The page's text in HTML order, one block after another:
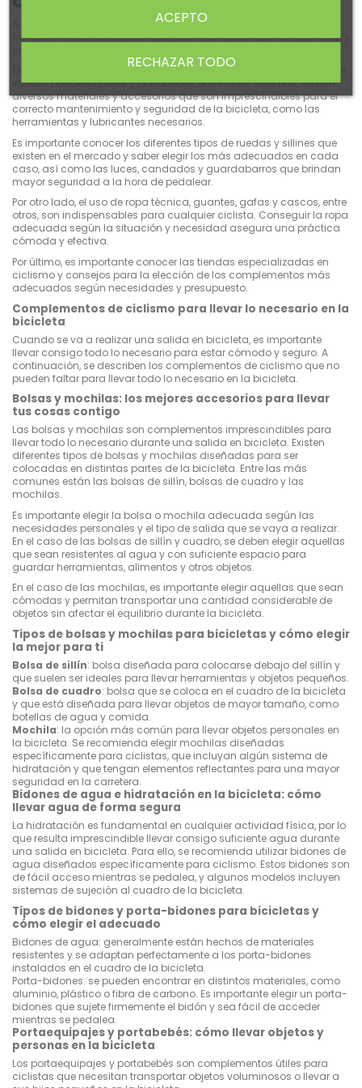
A la hora de practicar ciclismo es fundamental contar con los
complementos adecuados que permitan garantizar la seguridad y
Desde mochilas y bolsas para bicicletas, hasta bidones de agua e
incluso portaequipajes y portabebés, entre otros. Además, existen
diversos materiales y accesorios que son imprescindibles para el
correcto mantenimiento y seguridad de la bicicleta, como las
herramientas y lubricantes necesarios.
Es importante conocer los diferentes tipos de ruedas y sillines que
existen en el mercado y saber elegir los más adecuados en cada
caso, así como las luces, candados y guardabarros que brindan
mayor seguridad a la hora de pedalear.
Por otro lado, el uso de ropa técnica, guantes, gafas y cascos, entre
otros, son indispensables para cualquier ciclista. Conseguir la ropa
adecuada según la situación y necesidad asegura una práctica
cómoda y efectiva.
Por último, es importante conocer las tiendas especializadas en
ciclismo y consejos para la elección de los complementos más
adecuados según necesidades y presupuesto.
Complementos de ciclismo para llevar lo necesario en la
bicicleta
Cuando se va a realizar una salida en bicicleta, es importante
llevar consigo todo lo necesario para estar cómodo y seguro. A
continuación, se describen los complementos de ciclismo que no
pueden faltar para llevar todo lo necesario en la bicicleta.
Bolsas y mochilas: los mejores accesorios para llevar
tus cosas contigo
Las bolsas y mochilas son complementos imprescindibles para
llevar todo lo necesario durante una salida en bicicleta. Existen
diferentes tipos de bolsas y mochilas diseñadas para ser
colocadas en distintas partes de la bicicleta. Entre las más
comunes están las bolsas de sillín, bolsas de cuadro y las
mochilas.
Es importante elegir la bolsa o mochila adecuada según las
necesidades personales y el tipo de salida que se vaya a realizar.
En el caso de las bolsas de sillín y cuadro, se deben elegir aquellas
que sean resistentes al agua y con suficiente espacio para
guardar herramientas, alimentos y otros objetos.
En el caso de las mochilas, es importante elegir aquellas que sean
cómodas y permitan transportar una cantidad considerable de
objetos sin afectar el equilibrio durante la bicicleta.
Tipos de bolsas y mochilas para bicicletas y cómo elegir
la mejor para ti
Bolsa de sillín: bolsa diseñada para colocarse debajo del sillín y
que suelen ser ideales para llevar herramientas y objetos pequeños.
Bolsa de cuadro: bolsa que se coloca en el cuadro de la bicicleta
y que está diseñada para llevar objetos de mayor tamaño, como
botellas de agua y comida.
Mochila: la opción más común para llevar objetos personales en
la bicicleta. Se recomienda elegir mochilas diseñadas
específicamente para ciclistas, que incluyan algún sistema de
hidratación y que tengan elementos reflectantes para una mayor
seguridad en la carretera.
Bidones de agua e hidratación en la bicicleta: cómo
llevar agua de forma segura
La hidratación es fundamental en cualquier actividad física, por lo
que resulta imprescindible llevar consigo suficiente agua durante
una salida en bicicleta. Para ello, se recomienda utilizar bidones de
agua diseñados específicamente para ciclismo. Estos bidones son
de fácil acceso mientras se pedalea, y algunos modelos incluyen
sistemas de sujeción al cuadro de la bicicleta.
Tipos de bidones y porta-bidones para bicicletas y
cómo elegir el adecuado
Bidones de agua: generalmente están hechos de materiales
resistentes y se adaptan perfectamente a los porta-bidones
instalados en el cuadro de la bicicleta.
Porta-bidones: se pueden encontrar en distintos materiales, como
aluminio, plástico o fibra de carbono. Es importante elegir un porta-
bidones que sujete firmemente el bidón y sea fácil de acceder
mientras se pedalea.
Portaequipajes y portabebés: cómo llevar objetos y
personas en la bicicleta
Los portaequipajes y portabebés son complementos útiles para
ciclistas que necesitan transportar objetos voluminosos o llevar a
RECHAZAR TODO
ACEPTO